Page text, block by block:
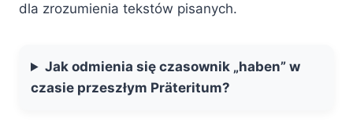
dla zrozumienia tekstów pisanych.
Jak odmienia się czasownik „haben” w
czasie przeszłym Präteritum?